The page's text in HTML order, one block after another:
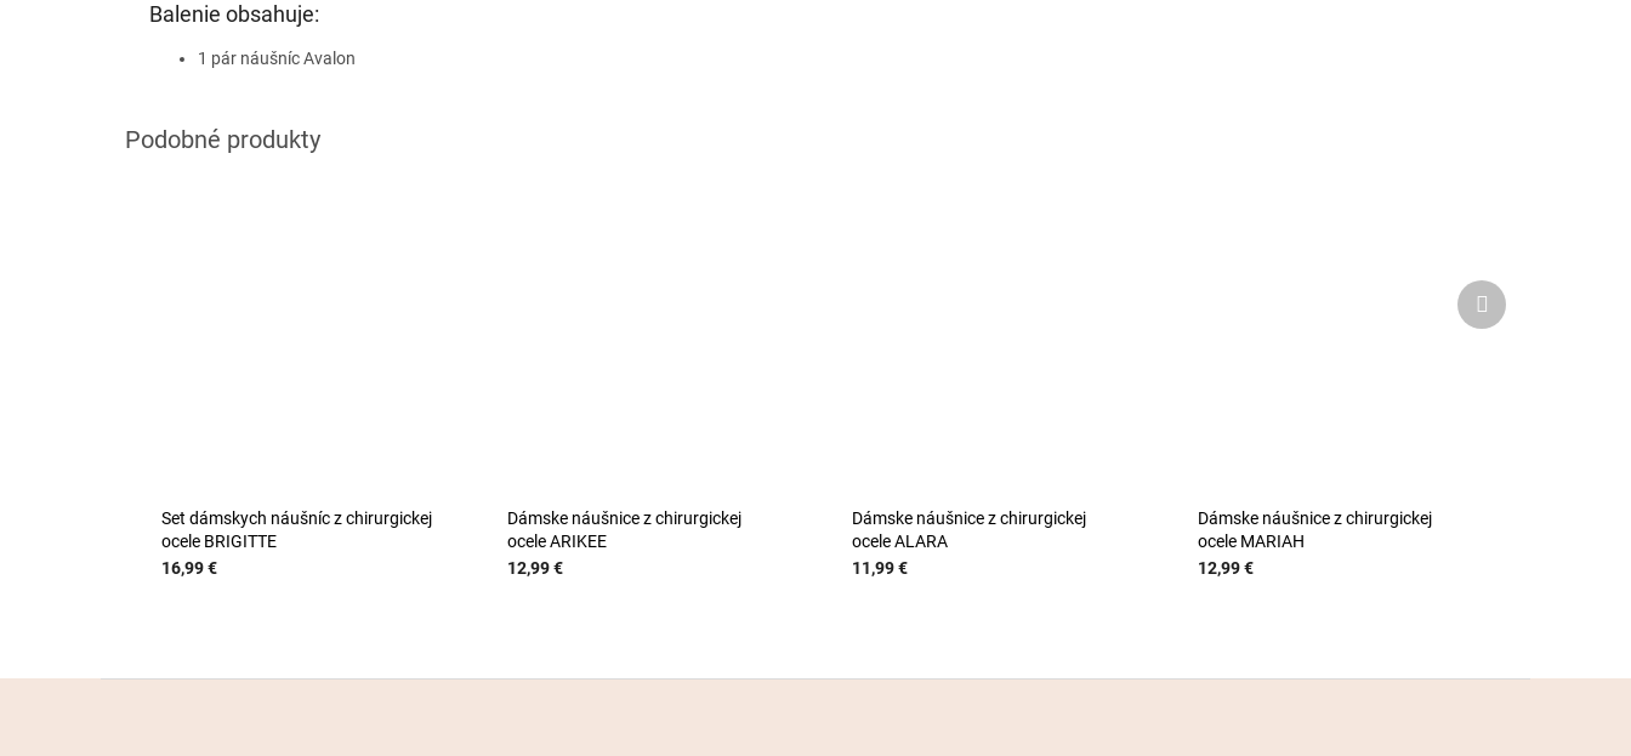
Balenie obsahuje:
1 pár náušníc Avalon
Set dámskych náušníc z chirurgickej
ocele BRIGITTE
16,99 €
Dámske náušnice z chirurgickej
ocele ARIKEE
12,99 €
Dámske náušnice z chirurgickej
ocele ALARA
11,99 €
Dámske náušnice z chirurgickej
ocele MARIAH
12,99 €
Ďalší
produkt